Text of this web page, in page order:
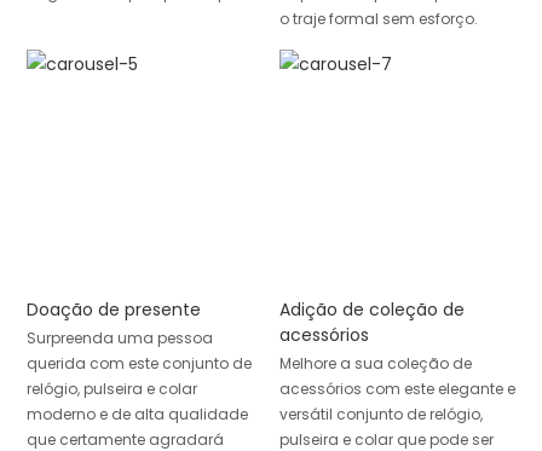
o traje formal sem esforço.
Doação de presente
Surpreenda uma pessoa
querida com este conjunto de
relógio, pulseira e colar
moderno e de alta qualidade
que certamente agradará
Adição de coleção de
acessórios
Melhore a sua coleção de
acessórios com este elegante e
versátil conjunto de relógio,
pulseira e colar que pode ser